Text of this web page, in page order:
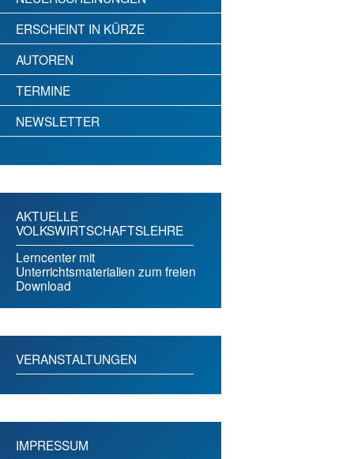
ERSCHEINT IN KÜRZE
AUTOREN
TERMINE
NEWSLETTER
AKTUELLE
VOLKSWIRTSCHAFTSLEHRE
Lerncenter mit
Unterrichtsmaterialien zum freien
Download
VERANSTALTUNGEN
IMPRESSUM